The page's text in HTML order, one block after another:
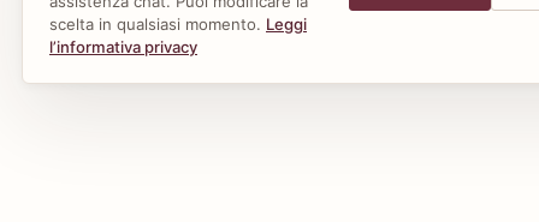
scelta in qualsiasi momento. Leggi
l’informativa privacy